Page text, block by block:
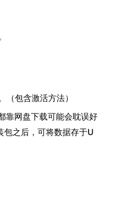
（包含激活方法）
靠网盘下载可能会耽误好
包之后，可将数据存于U